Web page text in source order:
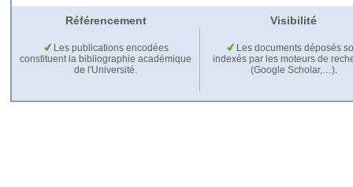
Référencement Visibilité
Les publications encodées
constituent la bibliographie académique
de l'Université.
Les documents déposés
indexés par les moteurs de
(Google Scholar,…).